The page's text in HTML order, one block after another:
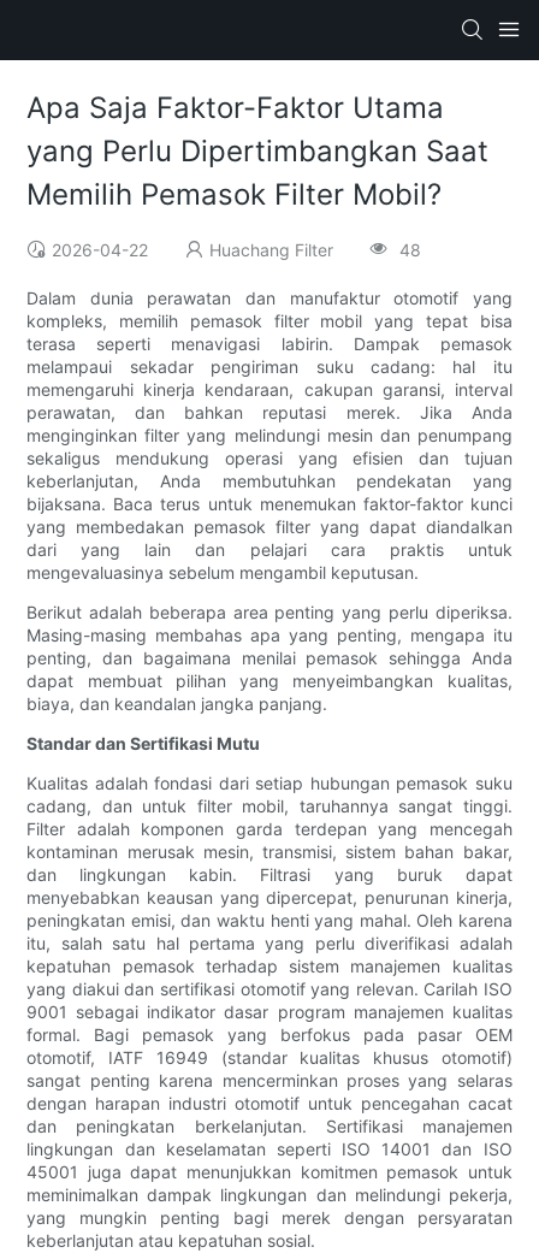
Apa Saja Faktor-Faktor Utama
yang Perlu Dipertimbangkan Saat
Memilih Pemasok Filter Mobil?
2026-04-22 Huachang Filter 48
Dalam dunia perawatan dan manufaktur otomotif yang
kompleks, memilih pemasok filter mobil yang tepat bisa
terasa seperti menavigasi labirin. Dampak pemasok
melampaui sekadar pengiriman suku cadang: hal itu
memengaruhi kinerja kendaraan, cakupan garansi, interval
perawatan, dan bahkan reputasi merek. Jika Anda
menginginkan filter yang melindungi mesin dan penumpang
sekaligus mendukung operasi yang efisien dan tujuan
keberlanjutan, Anda membutuhkan pendekatan yang
bijaksana. Baca terus untuk menemukan faktor-faktor kunci
yang membedakan pemasok filter yang dapat diandalkan
dari yang lain dan pelajari cara praktis untuk
mengevaluasinya sebelum mengambil keputusan.
Berikut adalah beberapa area penting yang perlu diperiksa.
Masing-masing membahas apa yang penting, mengapa itu
penting, dan bagaimana menilai pemasok sehingga Anda
dapat membuat pilihan yang menyeimbangkan kualitas,
biaya, dan keandalan jangka panjang.
Standar dan Sertifikasi Mutu
Kualitas adalah fondasi dari setiap hubungan pemasok suku
cadang, dan untuk filter mobil, taruhannya sangat tinggi.
Filter adalah komponen garda terdepan yang mencegah
kontaminan merusak mesin, transmisi, sistem bahan bakar,
dan lingkungan kabin. Filtrasi yang buruk dapat
menyebabkan keausan yang dipercepat, penurunan kinerja,
peningkatan emisi, dan waktu henti yang mahal. Oleh karena
itu, salah satu hal pertama yang perlu diverifikasi adalah
kepatuhan pemasok terhadap sistem manajemen kualitas
yang diakui dan sertifikasi otomotif yang relevan. Carilah ISO
9001 sebagai indikator dasar program manajemen kualitas
formal. Bagi pemasok yang berfokus pada pasar OEM
otomotif, IATF 16949 (standar kualitas khusus otomotif)
sangat penting karena mencerminkan proses yang selaras
dengan harapan industri otomotif untuk pencegahan cacat
dan peningkatan berkelanjutan. Sertifikasi manajemen
lingkungan dan keselamatan seperti ISO 14001 dan ISO
45001 juga dapat menunjukkan komitmen pemasok untuk
meminimalkan dampak lingkungan dan melindungi pekerja,
yang mungkin penting bagi merek dengan persyaratan
keberlanjutan atau kepatuhan sosial.